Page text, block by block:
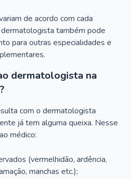
de acordo com cada
também pode
para outras especialidades e
dermatologista na
com o dermatologista
já tem alguma queixa. Nesse
médico:
(vermelhidão, ardência,
manchas etc.);